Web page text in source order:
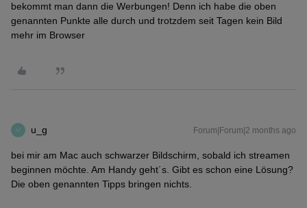
bekommt man dann die Werbungen! Denn ich habe die oben
genannten Punkte alle durch und trotzdem seit Tagen kein Bild
mehr im Browser
U u_g Forum|Forum|2 months ago
bei mir am Mac auch schwarzer Bildschirm, sobald ich streamen
beginnen möchte. Am Handy geht´s. Gibt es schon eine Lösung?
Die oben genannten Tipps bringen nichts.